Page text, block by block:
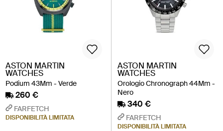
ASTON MARTIN
WATCHES
Podium 43Mm - Verde
260 €
FARFETCH
DISPONIBILITÀ LIMITATA
ASTON MARTIN
WATCHES
Orologio Chronograph 44Mm -
Nero
340 €
FARFETCH
DISPONIBILITÀ LIMITATA